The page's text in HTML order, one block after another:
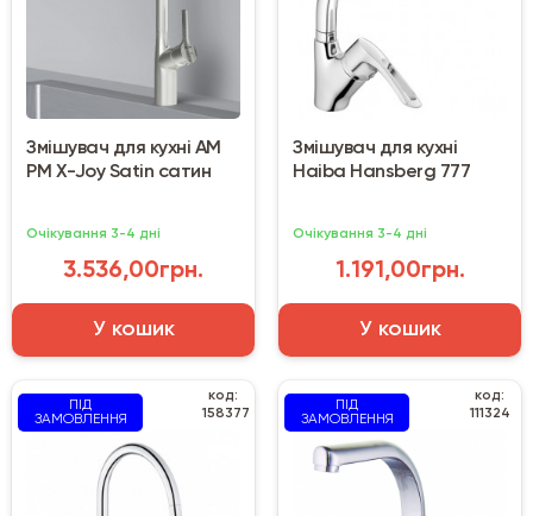
Змішувач для кухні AM
PM X-Joy Satin сатин
Очікування 3-4 дні
3.536,00грн.
У кошик
Змішувач для кухні
Haiba Hansberg 777
Очікування 3-4 дні
1.191,00грн.
У кошик
ПІД
ЗАМОВЛЕННЯ
код:
158377
ПІД
ЗАМОВЛЕННЯ
код:
111324